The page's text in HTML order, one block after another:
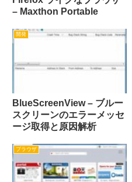
– Maxthon Portable
開発
BlueScreenView – ブルー
スクリーンのエラーメッセ
ージ取得と原因解析
ブラウザ